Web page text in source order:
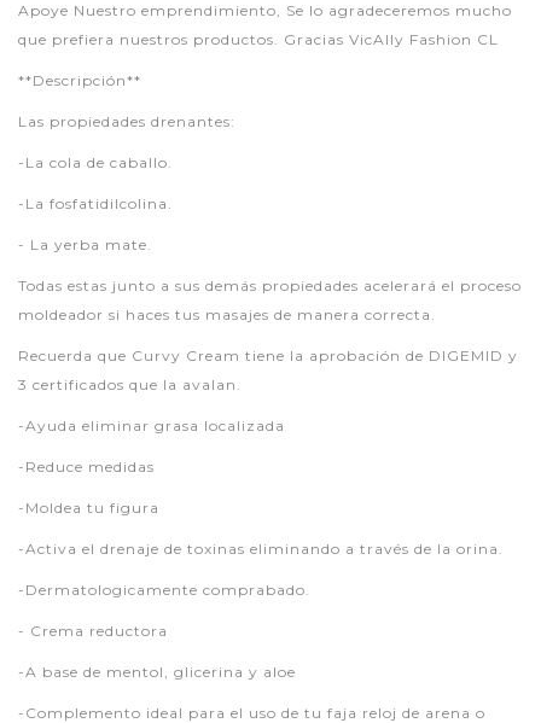
Apoye Nuestro emprendimiento, Se lo agradeceremos mucho
que prefiera nuestros productos. Gracias VicAlly Fashion CL
**Descripción**
Las propiedades drenantes:
-La cola de caballo.
-La fosfatidilcolina.
- La yerba mate.
Todas estas junto a sus demás propiedades acelerará el proceso
moldeador si haces tus masajes de manera correcta.
Recuerda que Curvy Cream tiene la aprobación de DIGEMID y
3 certificados que la avalan.
-Ayuda eliminar grasa localizada
-Reduce medidas
-Moldea tu figura
-Activa el drenaje de toxinas eliminando a través de la orina.
-Dermatologicamente comprabado.
- Crema reductora
-A base de mentol, glicerina y aloe
-Complemento ideal para el uso de tu faja reloj de arena o